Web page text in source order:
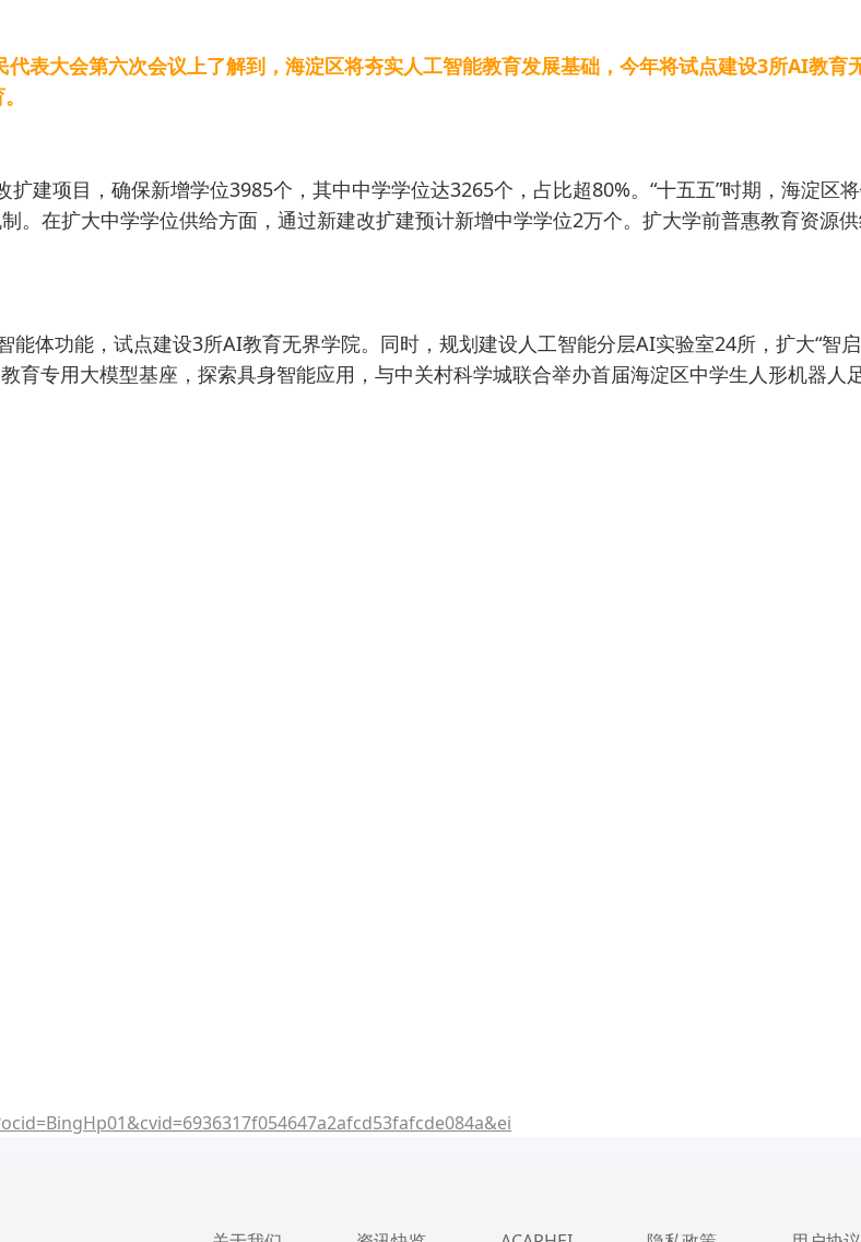
表大会第六次会议上了解到，海淀区将夯实人工智能教育发展基础，今年将试点建设3所AI教育
建项目，确保新增学位3985个，其中中学学位达3265个，占比超80%。“十五五”时期，海淀区
。在扩大中学学位供给方面，通过新建改扩建预计新增中学学位2万个。扩大学前普惠教育资源
体功能，试点建设3所AI教育无界学院。同时，规划建设人工智能分层AI实验室24所，扩大“智
育专用大模型基座，探索具身智能应用，与中关村科学城联合举办首届海淀区中学生人形机器人